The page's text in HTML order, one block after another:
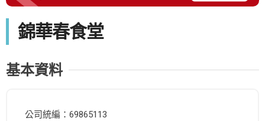
錦華春食堂
基本資料
公司統編：69865113